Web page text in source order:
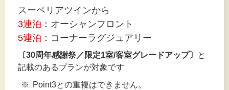
スーペリアツインから
3連泊 ：オーシャンフロント
5連泊 ：コーナーラグジュアリー
〔30周年感謝祭／限定1室/客室グレードアップ〕
と
記載のあるプランが対象です
Point3との重複はできません。